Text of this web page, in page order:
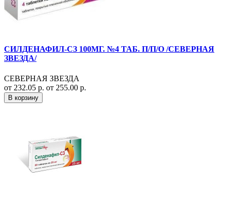
СИЛДЕНАФИЛ-СЗ 100МГ. №4 ТАБ. П/П/О /СЕВЕРНАЯ
ЗВЕЗДА/
СЕВЕРНАЯ ЗВЕЗДА
от 232.05 р. от 255.00 р.
В корзину